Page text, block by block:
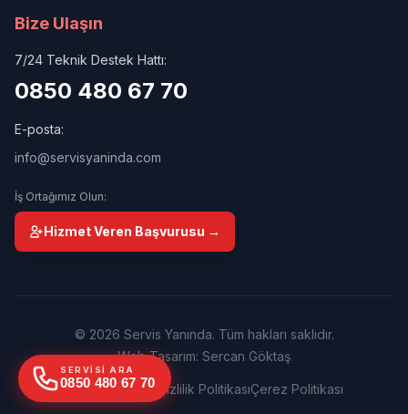
Bize Ulaşın
7/24 Teknik Destek Hattı:
0850 480 67 70
E-posta:
info@servisyaninda.com
İş Ortağımız Olun:
Hizmet Veren Başvurusu →
© 2026 Servis Yanında. Tüm hakları saklıdır.
Web Tasarım: Sercan Göktaş
Kullanım Şartları Gizlilik PolitikasıÇerez Politikası
SERVISI ARA
0850 480 67 70